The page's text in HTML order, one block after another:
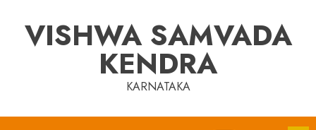
contentVISHWA SAMVADA
KENDRA
KARNATAKA